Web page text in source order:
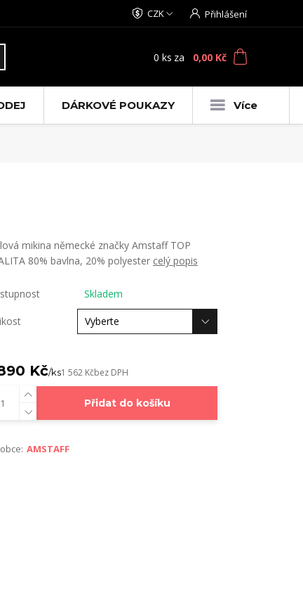
CZK Přihlášení
0 ks za 0,00 Kč
DÁRKOVÉ POUKAZY Více
mikina německé značky Amstaff TOP
80% bavlna, 20% polyester celý popis
Skladem
Kč/ks1 562 Kčbez DPH
Přidat do košíku
AMSTAFF